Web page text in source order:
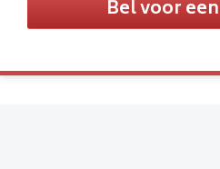
Bel voor